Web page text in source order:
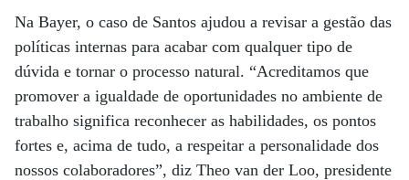
Na Bayer, o caso de Santos ajudou a revisar a gestão das
políticas internas para acabar com qualquer tipo de
dúvida e tornar o processo natural. “Acreditamos que
promover a igualdade de oportunidades no ambiente de
trabalho significa reconhecer as habilidades, os pontos
fortes e, acima de tudo, a respeitar a personalidade dos
nossos colaboradores”, diz Theo van der Loo, presidente